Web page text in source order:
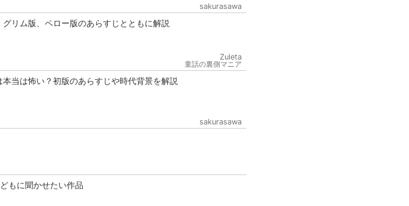
sakurasawa
グリム版、ペロー版のあらすじとともに解説
Zuleta
童話の裏側マニア
当は怖い？初版のあらすじや時代背景を解説
sakurasawa
もに聞かせたい作品